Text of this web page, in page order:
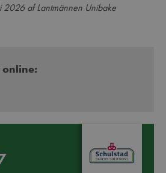
2026 af Lantmännen Unibake
online: